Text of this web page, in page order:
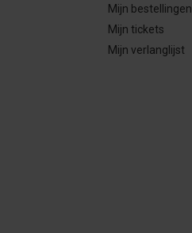
Mijn bestellingen
Mijn tickets
Mijn verlanglijst